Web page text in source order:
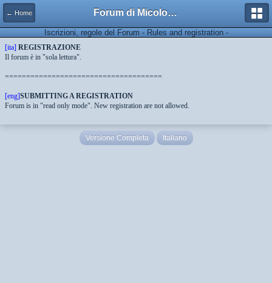
← Home Forum di Micologia AMB Gruppo di Muggia e del Carso
Iscrizioni, regole del Forum - Rules and registration -
[ita] REGISTRAZIONE
Il forum è in "sola lettura".
=====================================
[eng]SUBMITTING A REGISTRATION
Forum is in "read only mode". New registration are not allowed.
Versione Completa Italiano